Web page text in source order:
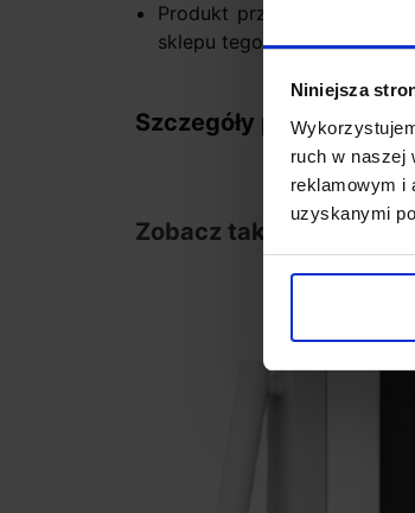
Niniejsza
ruch w naszej
reklamowym i
uzyskanymi
Produkt przygotowywany
sklepu tego typu towary
Szczegóły produktu
Zobacz także